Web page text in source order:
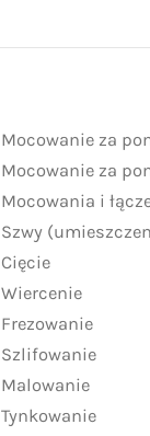
Mocowanie za
Mocowanie za
Mocowania i
Szwy
Cięcie
Wiercenie
Frezowanie
Szlifowanie
Malowanie
Tynkowanie